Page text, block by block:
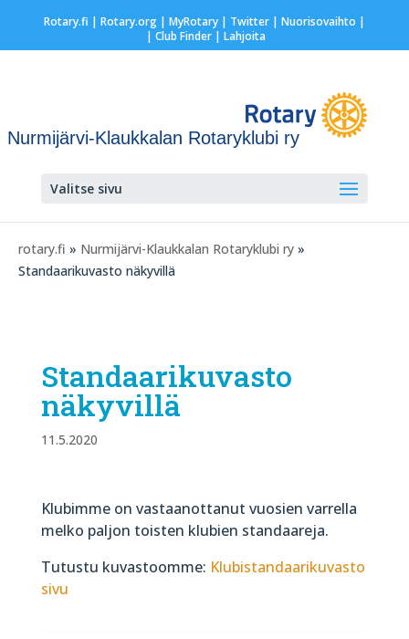
Rotary.fi | Rotary.org| MyRotary| Twitter| Nuorisovaihto |
| Club Finder| Lahjoita
Nurmijärvi-Klaukkalan Rotaryklubi ry
Valitse sivu
rotary.fi » Nurmijärvi-Klaukkalan Rotaryklubi ry »
Standaarikuvasto näkyvillä
Standaarikuvasto
näkyvillä
11.5.2020
Klubimme on vastaanottanut vuosien varrella
melko paljon toisten klubien standaareja.
Tutustu kuvastoomme: Klubistandaarikuvasto
sivu